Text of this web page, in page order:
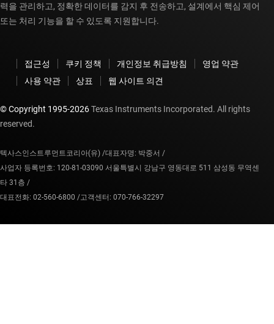
력을 관리하고, 정확한 데이터를 감지 후 전송하고, 설계에서 핵심 제어
또는 처리 기능을 할 수 있도록 지원합니다.
접근성 쿠키 정책 개인정보 취급방침
영업 약관
사용 약관
상표 웹 사이트 의견
© Copyright 1995-2026Texas Instruments Incorporated. All rights
reserved.
텍사스인스트루먼트코리아(유) /대표자명: 박중서 /
사업자 등록번호: 120-81-03090 서울특별시 강남구 영동대로 511 삼성동 무역센
타 31층 /
대표전화: 02-560-6800 /고객센터: 070-766-32297